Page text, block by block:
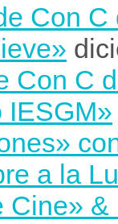
Con
Con C
IESGM»
a la
Cine»